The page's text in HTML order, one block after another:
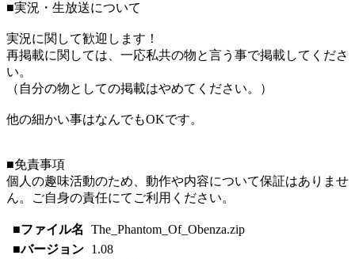
■実況・生放送について
実況に関して歓迎します！
再掲載に関しては、一応私共の物と言う事で掲載してくださ
い。
（自分の物としての掲載はやめてください。）
他の細かい事はなんでもOKです。
■免責事項
個人の趣味活動のため、動作や内容について保証はありませ
ん。ご自身の責任にてご利用ください。
■ファイル名
The_Phantom_Of_Obenza.zip
■バージョン 1.08